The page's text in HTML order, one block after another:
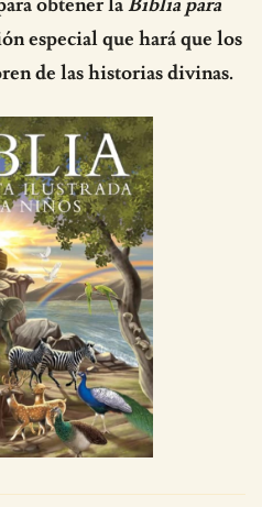
obtener laBiblia para
especial que hará que los
de las historias divinas.